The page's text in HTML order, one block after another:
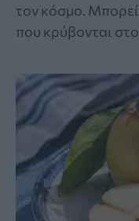
τον κόσμο.
που κρύβονται